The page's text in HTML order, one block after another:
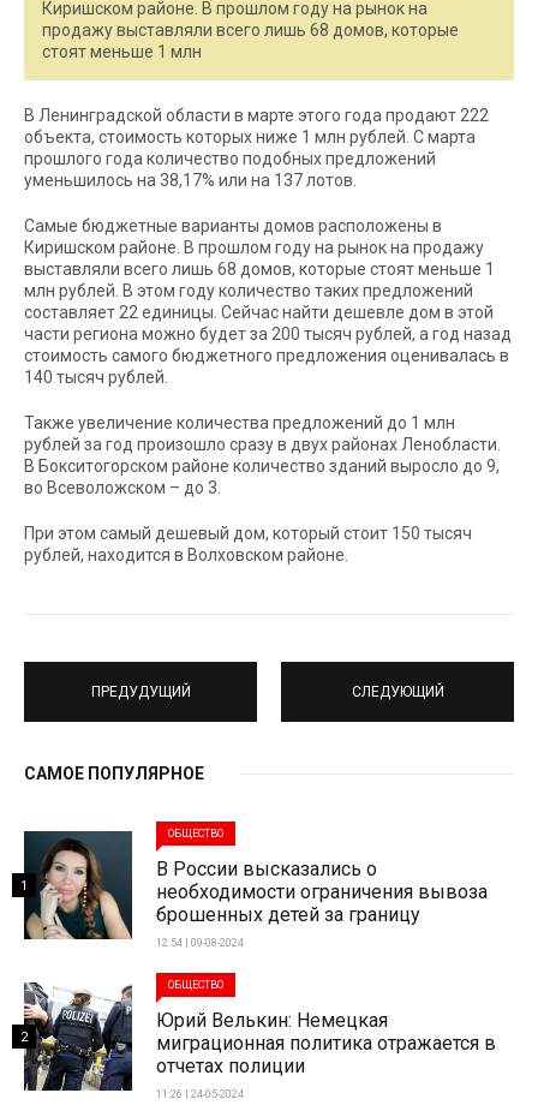
Киришском районе. В прошлом году на рынок на
продажу выставляли всего лишь 68 домов, которые
стоят меньше 1 млн
В Ленинградской области в марте этого года продают 222
объекта, стоимость которых ниже 1 млн рублей. С марта
прошлого года количество подобных предложений
уменьшилось на 38,17% или на 137 лотов.
Самые бюджетные варианты домов расположены в
Киришском районе. В прошлом году на рынок на продажу
выставляли всего лишь 68 домов, которые стоят меньше 1
млн рублей. В этом году количество таких предложений
составляет 22 единицы. Сейчас найти дешевле дом в этой
части региона можно будет за 200 тысяч рублей, а год назад
стоимость самого бюджетного предложения оценивалась в
140 тысяч рублей.
Также увеличение количества предложений до 1 млн
рублей за год произошло сразу в двух районах Ленобласти.
В Бокситогорском районе количество зданий выросло до 9,
во Всеволожском – до 3.
При этом самый дешевый дом, который стоит 150 тысяч
рублей, находится в Волховском районе.
ПРЕДУДУЩИЙ СЛЕДУЮЩИЙ
САМОЕ ПОПУЛЯРНОЕ
ОБЩЕСТВО
В России высказались о
необходимости ограничения вывоза
брошенных детей за границу
12:54 | 09-08-2024
1
ОБЩЕСТВО
Юрий Велькин: Немецкая
миграционная политика отражается в
отчетах полиции
11:26 | 24-05-2024
2